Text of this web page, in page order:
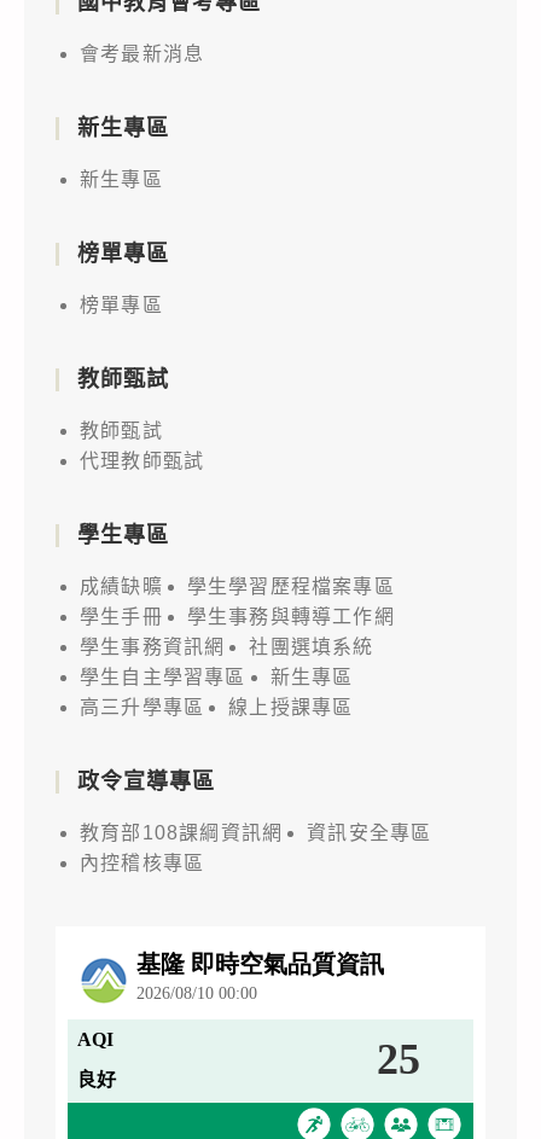
會考最新消息
新生專區
新生專區
榜單專區
榜單專區
教師甄試
教師甄試
代理教師甄試
學生專區
成績缺曠
學生學習歷程檔案專區
學生手冊
學生事務與轉導工作網
學生事務資訊網
社團選填系統
學生自主學習專區
新生專區
高三升學專區
線上授課專區
政令宣導專區
教育部108課綱資訊網
資訊安全專區
內控稽核專區